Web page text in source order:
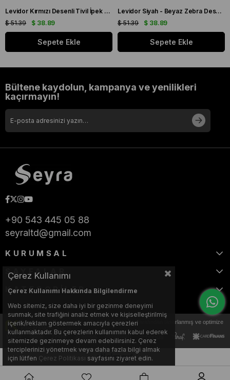
Levidor Kırmızı Desenli Tivil İpek Eşarp 19086
$ 38.89
$ 51.39
Sepete Ekle
Levidor Siyah - Beyaz Zebra Desen Tivil İpek Eşarp 20808
$ 38.89
$ 51.39
Sepete Ekle
Bültene kaydolun, kampanya ve yenilikleri
kaçırmayın!
+90 543 445 05 88
seyraltd@gmail.com
KURUMSAL
SAYFALAR
KATEGORİLER
Bu web sitesi, Nihat KILIÇARSLAN tarafından tasarlanmış ve optimize
edilmiştir.
Çerez Kullanımı
Çerez Kullanımı Hakkında Bilgilendirme
Web sitemiz, size daha iyi bir gezinme deneyimi
sunmak, site trafiğini analiz etmek ve kişiselleştirilmiş
içerik/reklam göstermek amacıyla çerezleri
kullanmaktadır. Bu çerezlerin kullanımını kabul ederek
sitemizde gezinmeye devam edebilirsiniz. Çerez
terciplerinizi yönetmek veya daha fazla bilgi almak
için lütfen Çerez Politikası sayfasını ziyaret edin.